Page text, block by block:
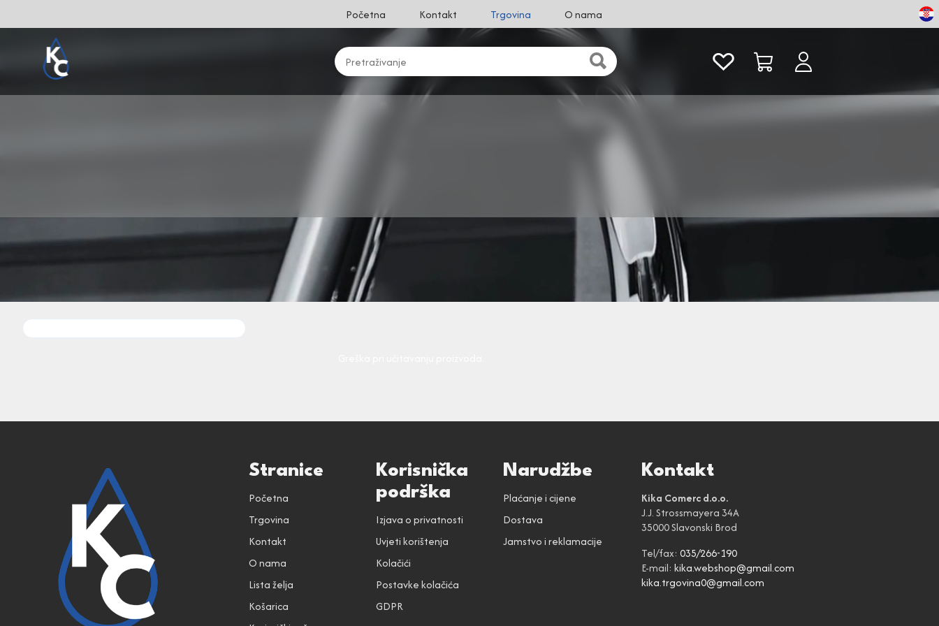
Početna Kontakt Trgovina O nama
Stranice
Početna
Trgovina
Kontakt
O nama
Lista želja
Košarica
Korisnička
podrška
Izjava o privatnosti
Uvjeti korištenja
Kolačići
Postavke kolačića
GDPR
Narudžbe
Plaćanje i cijene
Dostava
Jamstvo i reklamacije
Kontakt
Kika Comerc d.o.o.
J.J. Strossmayera 34A
35000 Slavonski Brod
Tel/fax: 035/266-190
E-mail: kika.webshop@gmail.com
kika.trgovina0@gmail.com